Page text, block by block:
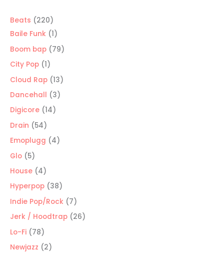
Beats 220220
productos
Baile Funk 11
producto
Boom bap 7979
City Pop 11
producto
Cloud Rap 1313
productos
Dancehall 33
Digicore 1414
Drain 5454
productos
Emoplugg 44
Glo 55
productos
House 44
productos
Hyperpop 3838
productos
Indie Pop/Rock 77
productos
Jerk / Hoodtrap 2626
Lo-Fi 7878
productos
Newjazz 22